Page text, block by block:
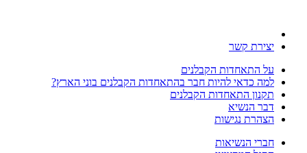
יצירת קשר
על התאחדות הקבלנים
למה כדאי להיות חבר בהתאחדות הקבלנים בוני הארץ?
תקנון התאחדות הקבלנים
דבר הנשיא
הצהרת נגישות
חברי הנשיאות